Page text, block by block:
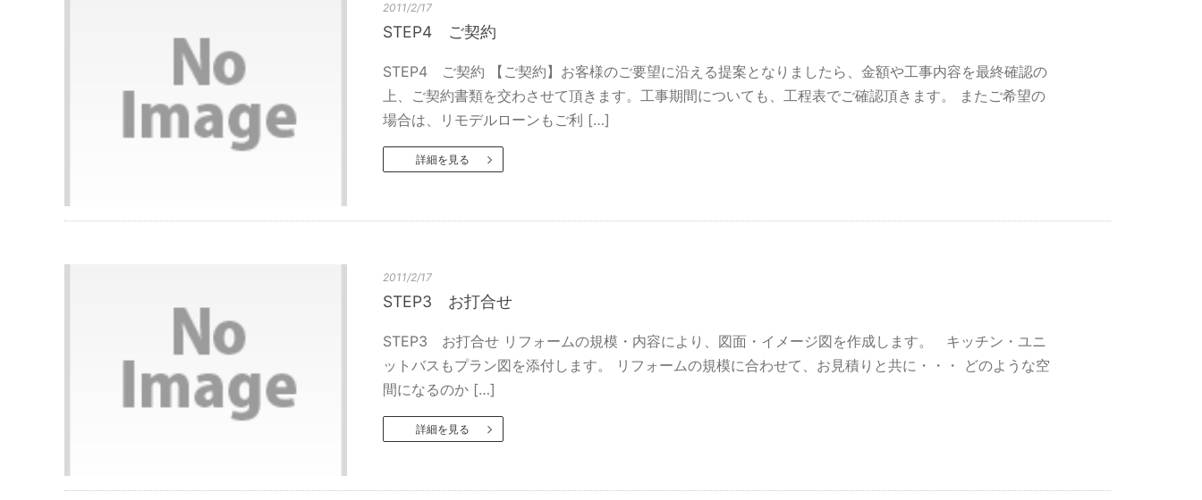
2011/2/17
STEP4 ご契約
STEP4 ご契約 【ご契約】お客様のご要望に沿える提案となりましたら、金額や工事内容を最終確認の
上、ご契約書類を交わさせて頂きます。工事期間についても、工程表でご確認頂きます。 またご希望の
場合は、リモデルローンもご利 […]
詳細を見る
2011/2/17
STEP3 お打合せ
STEP3 お打合せ リフォームの規模・内容により、図面・イメージ図を作成します。 キッチン・ユニ
ットバスもプラン図を添付します。 リフォームの規模に合わせて、お見積りと共に・・・ どのような空
間になるのか […]
詳細を見る